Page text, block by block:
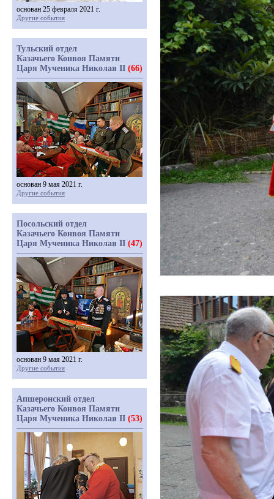
основан 25 февраля 2021 г.
Другие события
Тульский отдел
Казачьего Конвоя Памяти
Царя Мученика Николая II (66)
основан 9 мая 2021 г.
Другие события
Посольский отдел
Казачьего Конвоя Памяти
Царя Мученика Николая II (47)
основан 9 мая 2021 г.
Другие события
Апшеронский отдел
Казачьего Конвоя Памяти
Царя Мученика Николая II (53)